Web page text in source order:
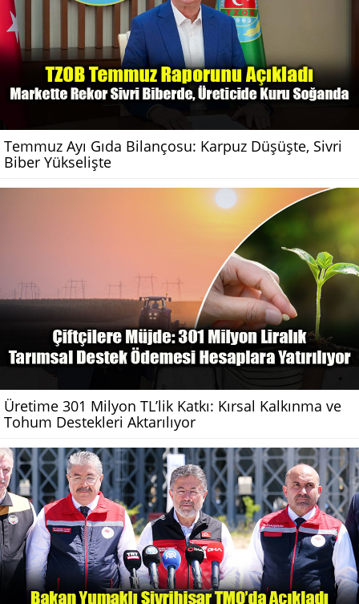
Temmuz Ayı Gıda Bilançosu: Karpuz Düşüşte, Sivri
Biber Yükselişte
Üretime 301 Milyon TL’lik Katkı: Kırsal Kalkınma ve
Tohum Destekleri Aktarılıyor